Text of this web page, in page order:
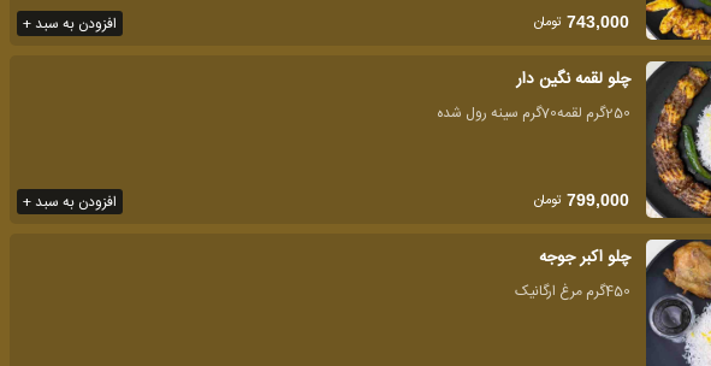
افزودن به سبد + 743,000 تومان
چلو لقمه نگین دار
250گرم لقمه70گرم سینه رول شده
افزودن به سبد + 799,000 تومان
چلو اکبر جوجه
450گرم مرغ ارگانیک